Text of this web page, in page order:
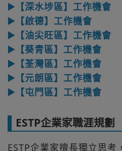
▶️【深水埗區】工作機會
▶️【啟德】工作機會
▶️【油尖旺區】工作機會
▶️【葵青區】工作機會
▶️【荃灣區】工作機會
▶️【元朗區】工作機會
▶️【屯門區】工作機會
ESTP企業家職涯規劃
ESTP企業家擅長獨立思考